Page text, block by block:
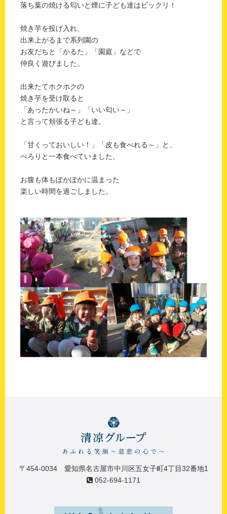
落ち葉の焼ける匂いと煙に子ども達はビックリ！
焼き芋を投げ入れ、
出来上がるまで系列園の
お友だちと「かるた」「園庭」などで
仲良く遊びました。
出来たてホクホクの
焼き芋を受け取ると
「あったかいね～」「いい匂い～」
と言って頬張る子ども達。
「甘くっておいしい！」「皮も食べれる～」と、
ぺろりと一本食べていました。
お腹も体もぽかぽかに温まった
楽しい時間を過ごしました。
〒454-0034 愛知県名古屋市中川区五女子町4丁目32番地1
052-694-1171